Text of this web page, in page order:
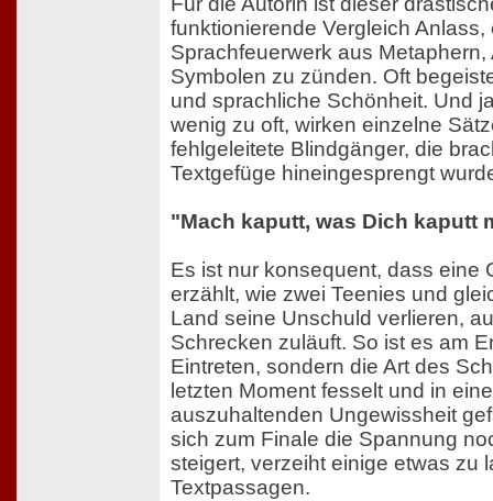
funktionierende Vergleich
Sprachfeuerwerk aus
Symbolen zu zünden. Oft
und sprachliche Schönheit. Und
wenig zu oft, wirken einzelne
fehlgeleitete Blindgänger, die
Textgefüge hineingesprengt
"Mach kaputt, was Dich kaputt
Es ist nur konsequent, dass eine
erzählt, wie zwei Teenies und
Land seine Unschuld verlieren,
Schrecken zuläuft. So ist es am
Eintreten, sondern die Art des
letzten Moment fesselt und in
auszuhaltenden Ungewissheit
sich zum Finale die Spannung
steigert, verzeiht einige etwas zu
Textpassagen.